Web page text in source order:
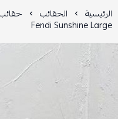
الرئيسية الحقائب
Fendi Sunshine Large